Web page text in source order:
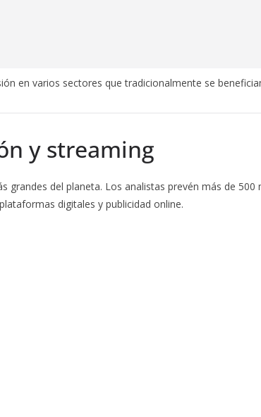
en varios sectores que tradicionalmente se
y streaming
grandes del planeta. Los analistas prevén más de
digitales y publicidad online.